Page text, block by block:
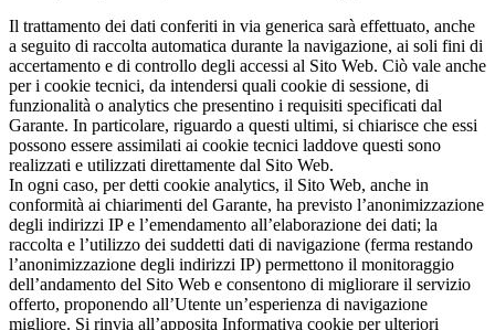
Il trattamento dei dati conferiti in via generica sarà effettuato, anche
a seguito di raccolta automatica durante la navigazione, ai soli fini di
accertamento e di controllo degli accessi al Sito Web. Ciò vale anche
per i cookie tecnici, da intendersi quali cookie di sessione, di
funzionalità o analytics che presentino i requisiti specificati dal
Garante. In particolare, riguardo a questi ultimi, si chiarisce che essi
possono essere assimilati ai cookie tecnici laddove questi sono
realizzati e utilizzati direttamente dal Sito Web.
In ogni caso, per detti cookie analytics, il Sito Web, anche in
conformità ai chiarimenti del Garante, ha previsto l’anonimizzazione
degli indirizzi IP e l’emendamento all’elaborazione dei dati; la
raccolta e l’utilizzo dei suddetti dati di navigazione (ferma restando
l’anonimizzazione degli indirizzi IP) permettono il monitoraggio
dell’andamento del Sito Web e consentono di migliorare il servizio
offerto, proponendo all’Utente un’esperienza di navigazione
migliore. Si rinvia all’apposita Informativa cookie per ulteriori